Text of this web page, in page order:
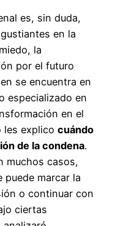
es, sin duda,
en la
la
por el futuro
se encuentra en
especializado en
en el
les explico cuándo
de la condena.
muchos casos,
puede marcar la
o continuar con
ciertas